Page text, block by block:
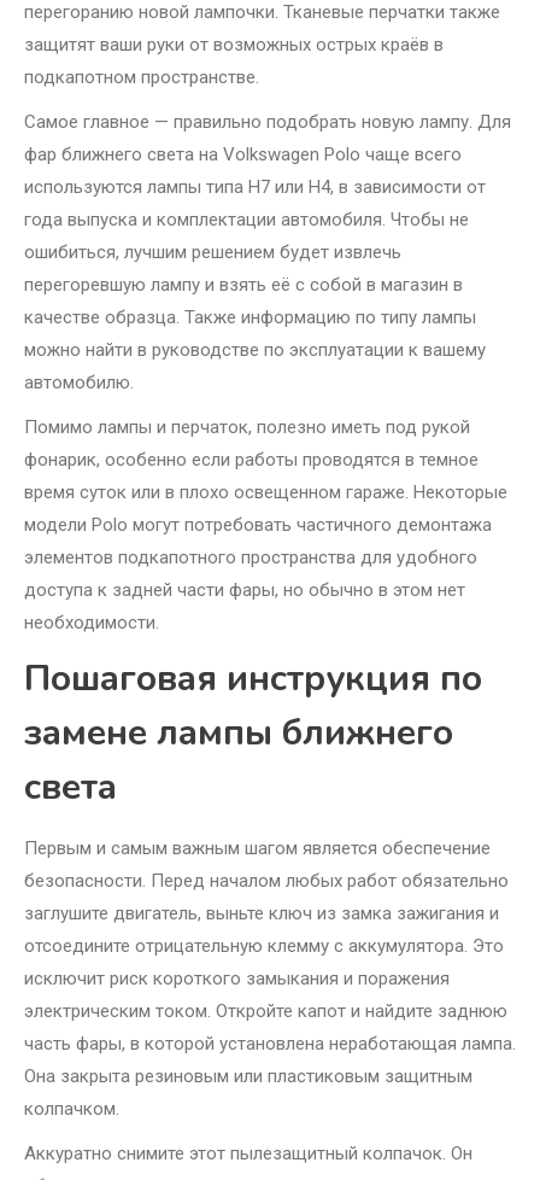
перегоранию новой лампочки. Тканевые перчатки также
защитят ваши руки от возможных острых краёв в
подкапотном пространстве.
Самое главное — правильно подобрать новую лампу. Для
фар ближнего света на Volkswagen Polo чаще всего
используются лампы типа H7 или H4, в зависимости от
года выпуска и комплектации автомобиля. Чтобы не
ошибиться, лучшим решением будет извлечь
перегоревшую лампу и взять её с собой в магазин в
качестве образца. Также информацию по типу лампы
можно найти в руководстве по эксплуатации к вашему
автомобилю.
Помимо лампы и перчаток, полезно иметь под рукой
фонарик, особенно если работы проводятся в темное
время суток или в плохо освещенном гараже. Некоторые
модели Polo могут потребовать частичного демонтажа
элементов подкапотного пространства для удобного
доступа к задней части фары, но обычно в этом нет
необходимости.
Пошаговая инструкция по
замене лампы ближнего
света
Первым и самым важным шагом является обеспечение
безопасности. Перед началом любых работ обязательно
заглушите двигатель, выньте ключ из замка зажигания и
отсоедините отрицательную клемму с аккумулятора. Это
исключит риск короткого замыкания и поражения
электрическим током. Откройте капот и найдите заднюю
часть фары, в которой установлена неработающая лампа.
Она закрыта резиновым или пластиковым защитным
колпачком.
Аккуратно снимите этот пылезащитный колпачок. Он